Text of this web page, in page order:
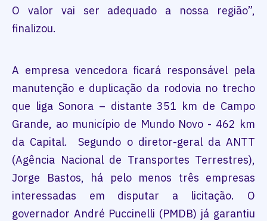
O valor vai ser adequado a nossa região”,
finalizou.
A empresa vencedora ficará responsável pela
manutenção e duplicação da rodovia no trecho
que liga Sonora – distante 351 km de Campo
Grande, ao município de Mundo Novo - 462 km
da Capital. Segundo o diretor-geral da ANTT
(Agência Nacional de Transportes Terrestres),
Jorge Bastos, há pelo menos três empresas
interessadas em disputar a licitação. O
governador André Puccinelli (PMDB) já garantiu